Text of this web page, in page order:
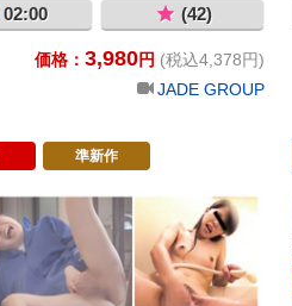
02:00 (42)
価格： 3,980円 (税込4,378円)
JADE GROUP
準新作